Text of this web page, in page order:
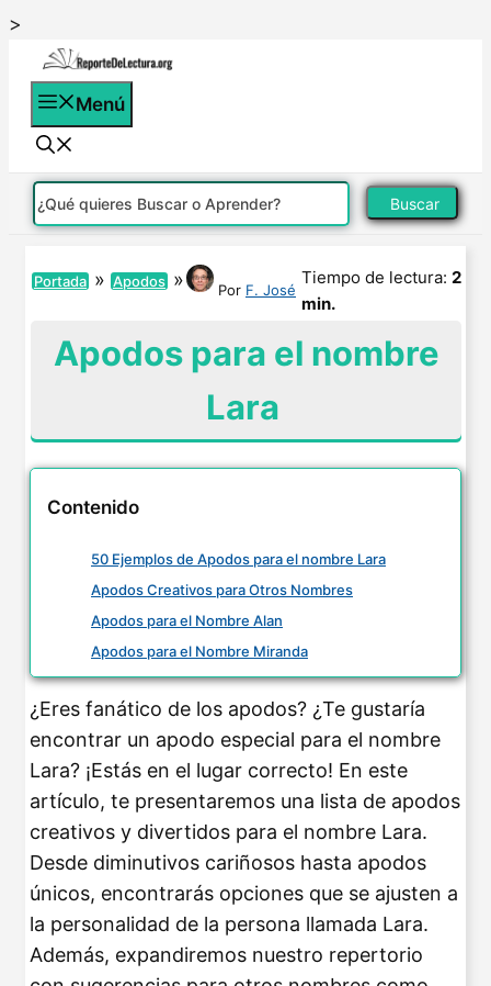
>
contenido
Menú
Buscar
Portada » Apodos » Por F. José
Tiempo de lectura: 2
min.
Apodos para el nombre
Lara
Contenido
50 Ejemplos de Apodos para el nombre Lara
Apodos Creativos para Otros Nombres
Apodos para el Nombre Alan
Apodos para el Nombre Miranda
¿Eres fanático de los apodos? ¿Te gustaría
encontrar un apodo especial para el nombre
Lara? ¡Estás en el lugar correcto! En este
artículo, te presentaremos una lista de apodos
creativos y divertidos para el nombre Lara.
Desde diminutivos cariñosos hasta apodos
únicos, encontrarás opciones que se ajusten a
la personalidad de la persona llamada Lara.
Además, expandiremos nuestro repertorio